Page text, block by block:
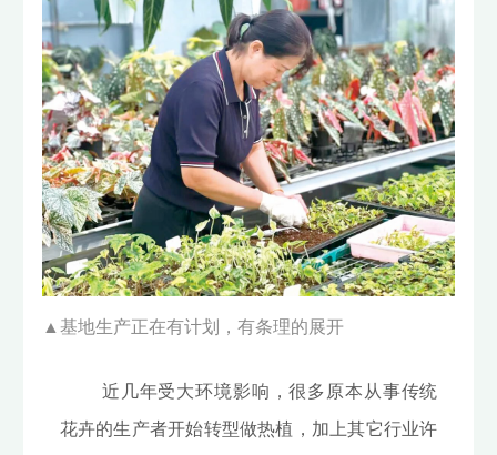
▲ 基地生产正在有计划，有条理的展开
近几年受大环境影响，很多原本从事传统
花卉的生产者开始转型做热植，加上其它行业许